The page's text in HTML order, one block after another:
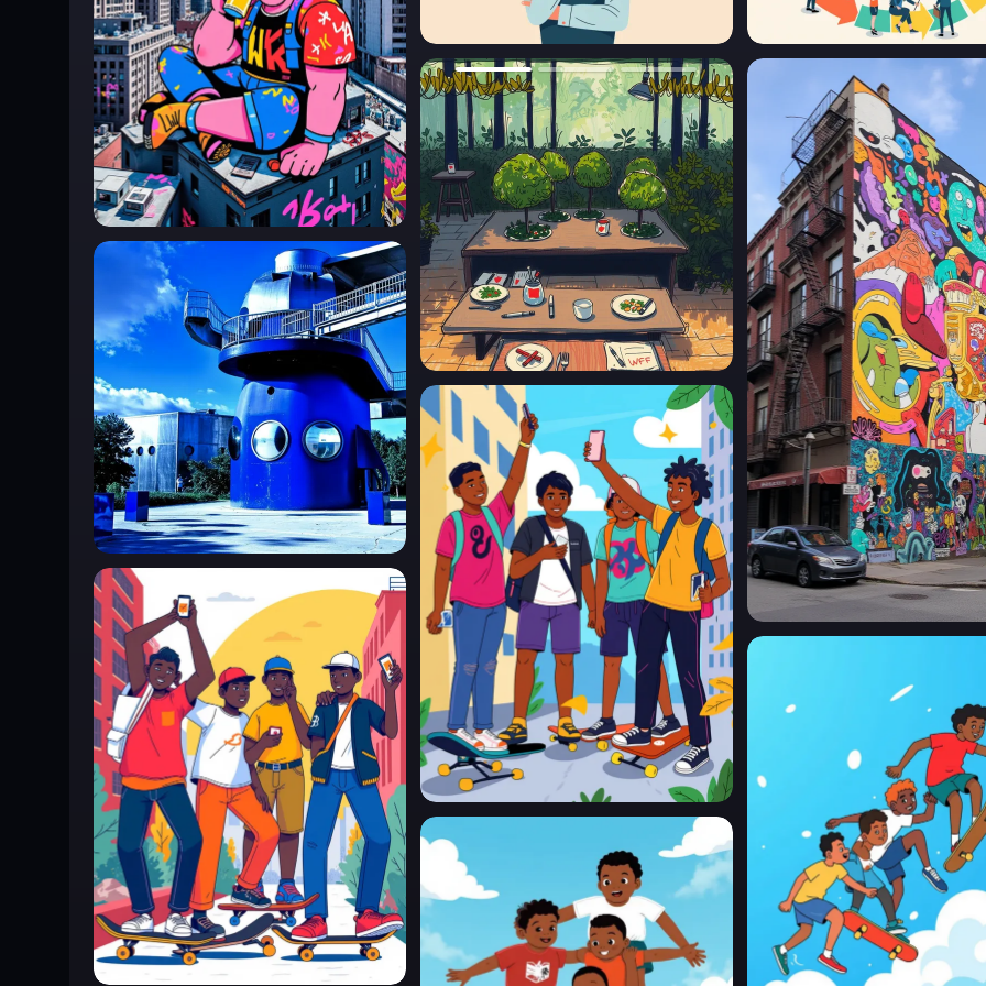
sunglasses, exude a cool vibe. On its back are a few cartoon-style birds playing small instruments, providing a soundtrack
for the tiger's walk.
-----------------------------------
In a London subway station, a blue octopus with multiple eyes is holding a pile of books that have fallen out of a subway
car. Its tentacles are busy flipping through each book, while the passengers inside the station are both surprised and curious
about the scene.
-----------------------------------
In an industrial district of Berlin, a giant owl wearing a mechanical exoskeleton is spraying graffiti on a wall. Its feathers
are adorned with various graffiti tools, showcasing a unique street art style.
-----------------------------------
For inquiries, contact vx: Feb-John
-----------------------------------
Disclaimer:
The text content generated based on this model service is maintained and used by you at your own discretion. You must
use it in compliance with applicable laws and our terms of service. You are solely responsible for any intellectual property
issues arising from the content generated by this service and bear responsibility for the generated content. I am not
responsible for any losses caused thereby. Unless otherwise specified by laws and regulations, you are not allowed to
integrate this model service into any third-party software or service without my written authorization, nor disclose the
association between the generated content and this service to any other third parties directly or indirectly, explicitly or
implicitly. Without my written authorization, non-personal users (including but not limited to enterprises, for-profit
organizations) are not permitted to use the model for commercial purposes (including but not limited to text-to-image,
image-to-image, face swapping, etc.). You are liable for the losses caused by your breach of this provision.
1
0
0
1
0